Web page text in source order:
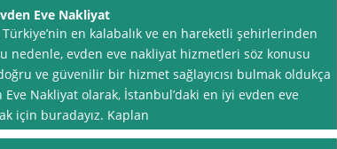
Eve Nakliyat
en kalabalık ve en hareketli şehirlerinden
nedenle, evden eve nakliyat hizmetleri söz konusu
ve güvenilir bir hizmet sağlayıcısı bulmak oldukça
Nakliyat olarak, İstanbul’daki en iyi evden eve
için buradayız. Kaplan